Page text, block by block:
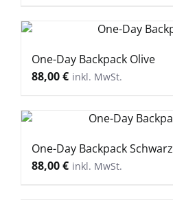
One-Day Backpack Olive
88,00€
One-Day Backpack Schwarz
88,00€